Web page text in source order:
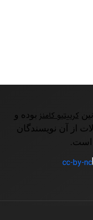
کرییتیو کامنز بوده و
از آن نویسندگان
است.